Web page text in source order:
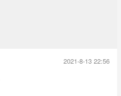
2021-8-13 22:56